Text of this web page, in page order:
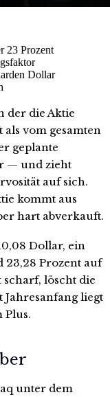
23 Prozent
Dollar
der die Aktie
vom gesamten
geplante
— und zieht
auf sich.
kommt aus
hart abverkauft.
Dollar, ein
23,28 Prozent auf
löscht die
Jahresanfang liegt
Plus.
unter dem